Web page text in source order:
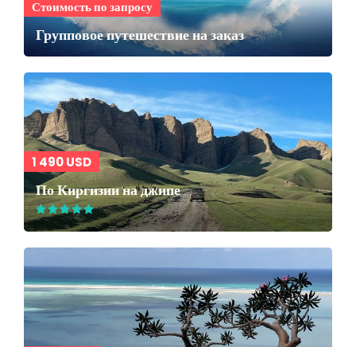
Стоимость по запросу
Групповое путешествие на заказ
1 490 USD
По Киргизии на джипе